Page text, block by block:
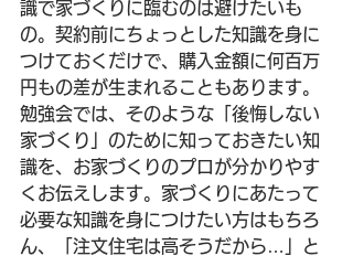
識で家づくりに臨むのは避けたいも
の。契約前にちょっとした知識を身に
つけておくだけで、購入金額に何百万
円もの差が生まれることもあります。
勉強会では、そのような「後悔しない
家づくり」のために知っておきたい知
識を、お家づくりのプロが分かりやす
くお伝えします。家づくりにあたって
必要な知識を身につけたい方はもちろ
ん、「注文住宅は高そうだから…」と